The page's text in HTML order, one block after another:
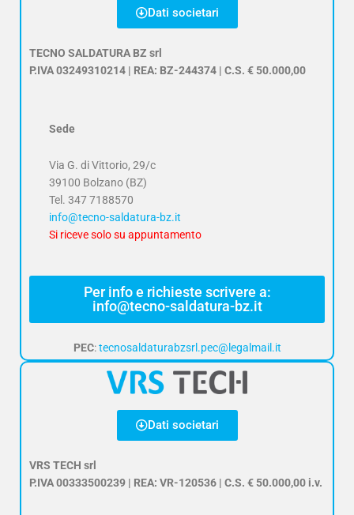
Dati societari
TECNO SALDATURA BZ srl
P.IVA 03249310214 | REA: BZ-244374 | C.S. € 50.000,00
Sede
Via G. di Vittorio, 29/c
39100 Bolzano (BZ)
Tel. 347 7188570
info@tecno-saldatura-bz.it
Si riceve solo su appuntamento
Per info e richieste scrivere a:
info@tecno-saldatura-bz.it
PEC:tecnosaldaturabzsrl.pec@legalmail.it
Dati societari
VRS TECH srl
P.IVA 00333500239 | REA: VR-120536 | C.S. € 50.000,00 i.v.